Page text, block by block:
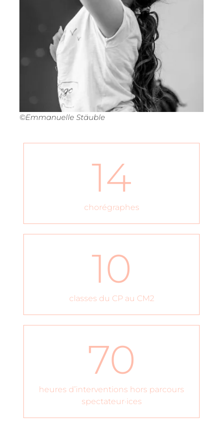
©Emmanuelle Stäuble
14
chorégraphes
10
classes du CP au CM2
70
heures d’interventions hors parcours
spectateur·ices